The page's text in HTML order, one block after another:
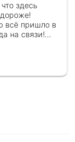
здесь
всё пришло в
на связи!